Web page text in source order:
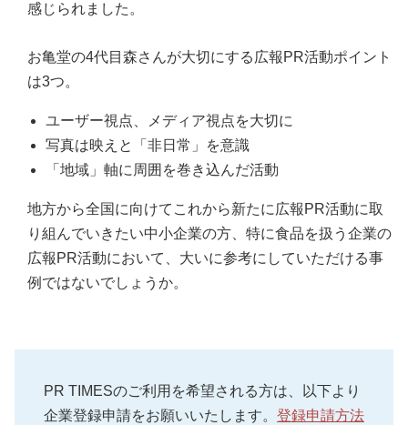
感じられました。
お亀堂の4代目森さんが大切にする広報PR活動ポイント
は3つ。
ユーザー視点、メディア視点を大切に
写真は映えと「非日常」を意識
「地域」軸に周囲を巻き込んだ活動
地方から全国に向けてこれから新たに広報PR活動に取
り組んでいきたい中小企業の方、特に食品を扱う企業の
広報PR活動において、大いに参考にしていただける事
例ではないでしょうか。
PR TIMESのご利用を希望される方は、以下より
企業登録申請をお願いいたします。 登録申請方法